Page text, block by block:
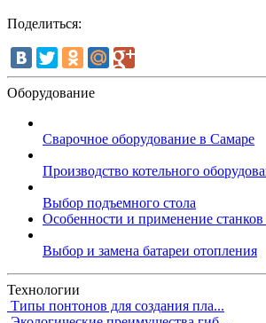
Поделиться:
Оборудование
Сварочное оборудование в Самаре
Производство котельного
Выбор подъемного стола
Особенности и применение станков
Выбор и замена батареи отопления
Технологии
Типы понтонов для создания пла...